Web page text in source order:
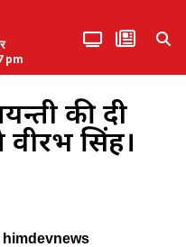
pm
की दी
सिंह।
himdevnews